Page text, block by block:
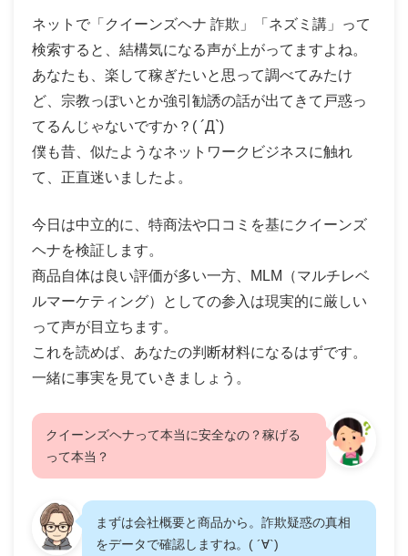
ネットで「クイーンズヘナ 詐欺」「ネズミ講」って
検索すると、結構気になる声が上がってますよね。
あなたも、楽して稼ぎたいと思って調べてみたけ
ど、宗教っぽいとか強引勧誘の話が出てきて戸惑っ
てるんじゃないですか？( ´Д`)
僕も昔、似たようなネットワークビジネスに触れ
て、正直迷いましたよ。
今日は中立的に、特商法や口コミを基にクイーンズ
ヘナを検証します。
商品自体は良い評価が多い一方、MLM（マルチレベ
ルマーケティング）としての参入は現実的に厳しい
って声が目立ちます。
これを読めば、あなたの判断材料になるはずです。
一緒に事実を見ていきましょう。
クイーンズヘナって本当に安全なの？稼げる
って本当？
まずは会社概要と商品から。詐欺疑惑の真相
をデータで確認しますね。( ´∀`)